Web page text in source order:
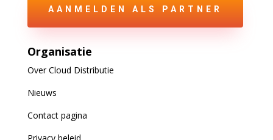
AANMELDEN ALS PARTNER
Organisatie
Over Cloud Distributie
Nieuws
Contact pagina